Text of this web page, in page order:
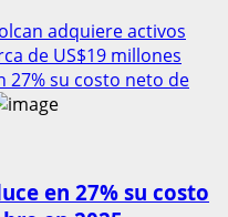
adquiere activos
de US$19 millones
27% su costo neto de
en 27% su costo